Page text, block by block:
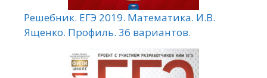
Решебник. ЕГЭ 2019. Математика. И.В.
Ященко. Профиль. 36 вариантов.